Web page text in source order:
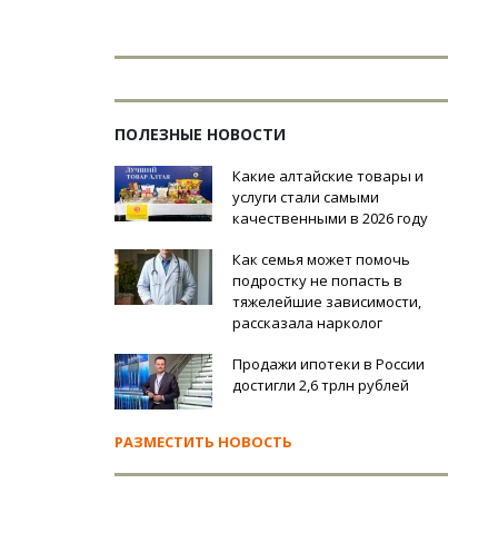
ПОЛЕЗНЫЕ НОВОСТИ
Какие алтайские товары и
услуги стали самыми
качественными в 2026 году
Как семья может помочь
подростку не попасть в
тяжелейшие зависимости,
рассказала нарколог
Продажи ипотеки в России
достигли 2,6 трлн рублей
РАЗМЕСТИТЬ НОВОСТЬ